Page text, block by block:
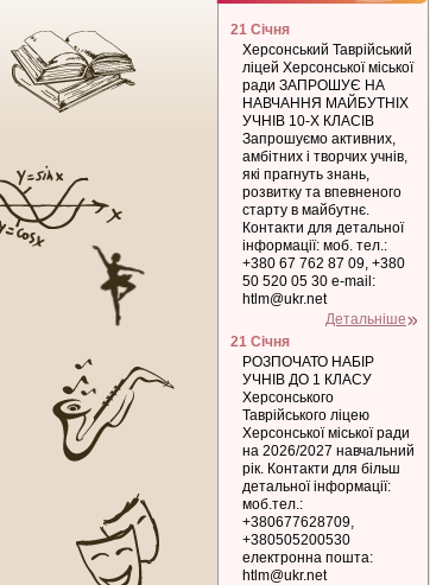
21 Січня
Херсонський Таврійський
ліцей Херсонської міської
ради ЗАПРОШУЄ НА
НАВЧАННЯ МАЙБУТНІХ
УЧНІВ 10-Х КЛАСІВ
Запрошуємо активних,
амбітних і творчих учнів,
які прагнуть знань,
розвитку та впевненого
старту в майбутнє.
Контакти для детальної
інформації: моб. тел.:
+380 67 762 87 09, +380
50 520 05 30 e-mail:
htlm@ukr.net
Детальніше
21 Січня
РОЗПОЧАТО НАБІР
УЧНІВ ДО 1 КЛАСУ
Херсонського
Таврійського ліцею
Херсонської міської ради
на 2026/2027 навчальний
рік. Контакти для більш
детальної інформації:
моб.тел.:
+380677628709,
+380505200530
електронна пошта:
htlm@ukr.net